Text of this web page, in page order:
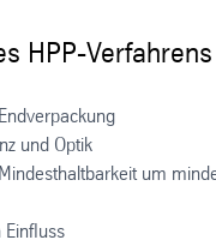
HPP-Verfahrens
und Optik
um
Einfluss